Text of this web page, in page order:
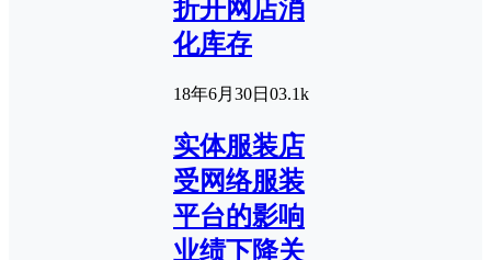
折开网店消
化库存
18年6月30日 03.1k
实体服装店
受网络服装
平台的影响
业绩下降关